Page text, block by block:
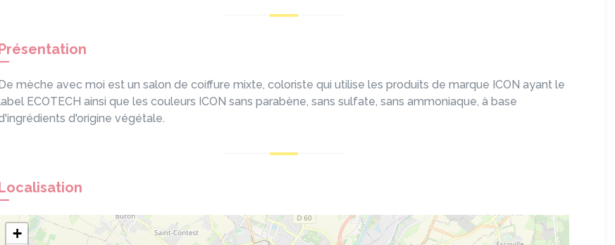
mèche avec moi est un salon de coiffure mixte, coloriste qui utilise les produits de marque ICON ayant le
ECOTECH ainsi que les couleurs ICON sans parabène, sans sulfate, sans ammoniaque, à base
d'origine végétale.
+